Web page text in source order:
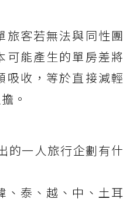
旅客若無法與同性團
可能產生的單房差將
吸收，等於直接減輕
。
的一人旅行企劃有什
、泰、越、中、土耳